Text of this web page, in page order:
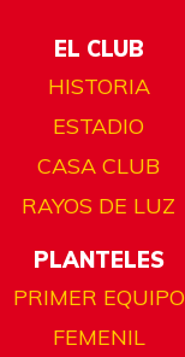
EL CLUB
HISTORIA
ESTADIO
CASA CLUB
RAYOS DE LUZ
PLANTELES
PRIMER EQUIPO
FEMENIL